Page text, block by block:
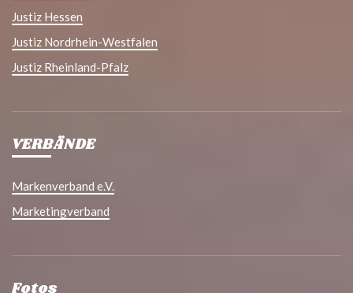
Justiz Hessen
Justiz Nordrhein-Westfalen
Justiz Rheinland-Pfalz
VERBÄNDE
Markenverband e.V.
Marketingverband